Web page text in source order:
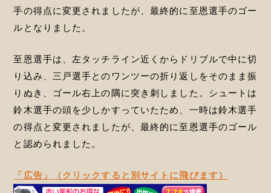
手の得点に変更されましたが、最終的に至恩選手のゴー
ルとなりました。
至恩選手は、左タッチライン近くからドリブルで中に切
り込み、三戸選手とのワンツーの折り返しをそのまま振
りぬき、ゴール右上の隅に突き刺しました。シュートは
鈴木選手の頭を少しかすっていたため、一時は鈴木選手
の得点と変更されましたが、最終的に至恩選手のゴール
と認められました。
「広告」（クリックすると別サイトに飛びます）